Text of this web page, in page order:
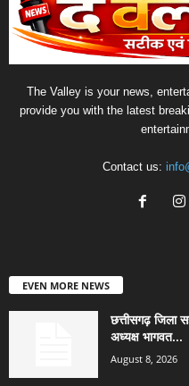
The Valley is your news,
provide you with the latest
Contact us:
EVEN MORE NEWS
छत्तीसगढ़ जिला
अध्यक्ष भागवत...
August 8, 2026